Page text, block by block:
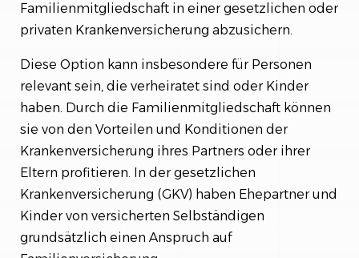
Familienmitgliedschaft in einer gesetzlichen oder
privaten Krankenversicherung abzusichern.
Diese Option kann insbesondere für Personen
relevant sein, die verheiratet sind oder Kinder
haben. Durch die Familienmitgliedschaft können
sie von den Vorteilen und Konditionen der
Krankenversicherung ihres Partners oder ihrer
Eltern profitieren. In der gesetzlichen
Krankenversicherung (GKV) haben Ehepartner und
Kinder von versicherten Selbständigen
grundsätzlich einen Anspruch auf